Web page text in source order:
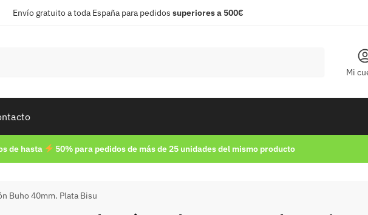
Envío gratuito a toda España para pedidos superiores a 500€
Mi
de hasta 50% para pedidos de más de 25 unidades del mismo producto
Buho 40mm. Plata Bisu